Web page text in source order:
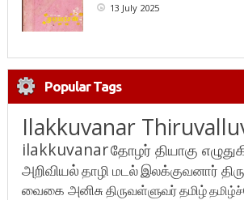
13 July 2025
Popular Tags
Ilakkuvanar
ilakkuvanarதோழர் தியாகு
அறிவியல்தாழி மடல்இலக்குவனார்
வைகை அனிசுதிருவள்ளுவர்தமிழ்